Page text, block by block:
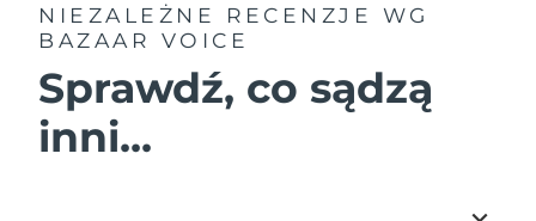
NIEZALEŻNE RECENZJE
WG
BAZAAR VOICE
Sprawdź, co sądzą
inni...